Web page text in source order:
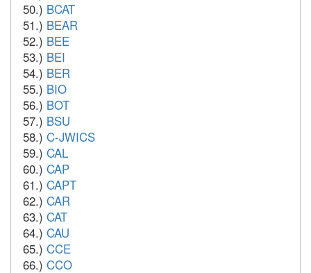
50.) BCAT
51.) BEAR
52.) BEE
53.) BEI
54.) BER
55.) BIO
56.) BOT
57.) BSU
58.) C-JWICS
59.) CAL
60.) CAP
61.) CAPT
62.) CAR
63.) CAT
64.) CAU
65.) CCE
66.) CCO